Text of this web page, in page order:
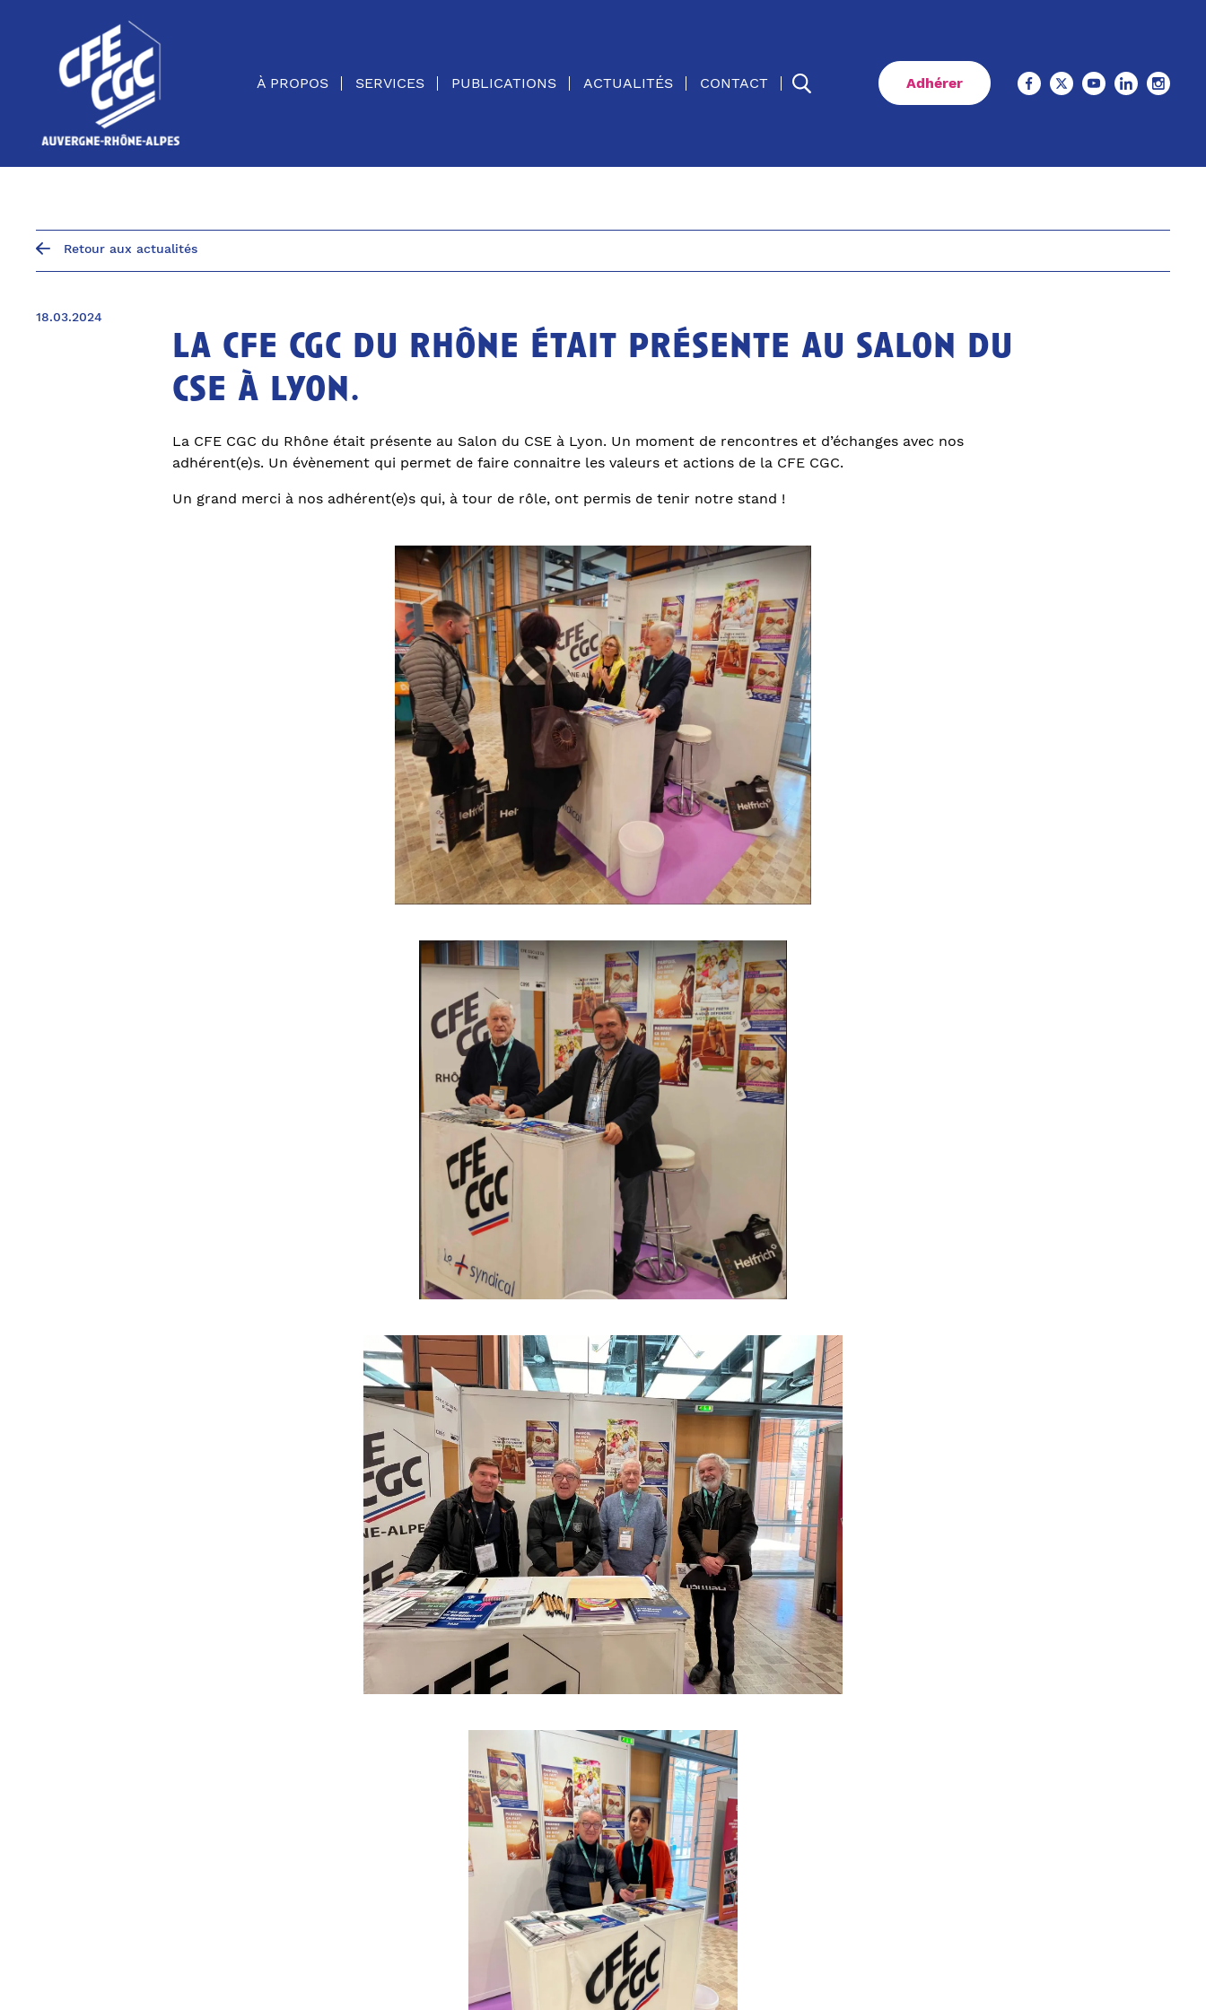
À PROPOS SERVICES PUBLICATIONS ACTUALITÉS CONTACT Adhérer
Retour aux actualités
18.03.2024
la cfe cgc du rhône était présente au salon du
cse à lyon.
La CFE CGC du Rhône était présente au Salon du CSE à Lyon. Un moment de rencontres et d’échanges avec nos
adhérent(e)s. Un évènement qui permet de faire connaitre les valeurs et actions de la CFE CGC.
Un grand merci à nos adhérent(e)s qui, à tour de rôle, ont permis de tenir notre stand !